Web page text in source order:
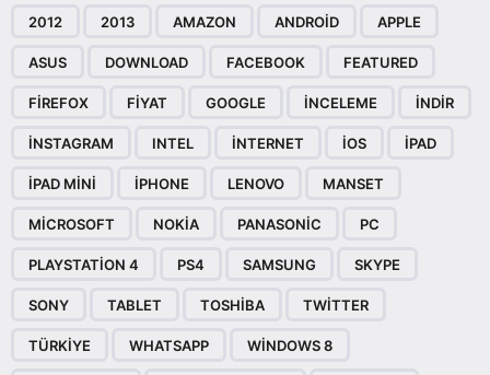
2012 2013 AMAZON ANDROID APPLE
ASUS DOWNLOAD FACEBOOK FEATURED
FIREFOX FIYAT GOOGLE INCELEME INDIR
INSTAGRAM INTEL INTERNET IOS IPAD
IPAD MINI IPHONE LENOVO MANSET
MICROSOFT NOKIA PANASONIC PC
PLAYSTATION 4 PS4 SAMSUNG SKYPE
SONY TABLET TOSHIBA TWITTER
TÜRKIYE WHATSAPP WINDOWS 8